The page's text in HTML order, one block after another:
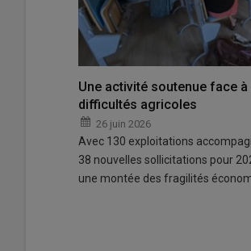
Une activité soutenue face
difficultés agricoles
26 juin 2026
Avec 130 exploitations
38 nouvelles sollicitations pour
une montée des fragilités